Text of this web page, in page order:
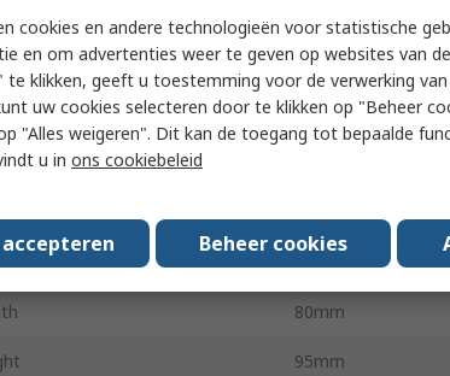
Type Squeegee
Floors
Included Yes
80mm
95mm
cookies en andere technologieën voor statistische
en om advertenties weer te geven op websites van
te klikken, geeft u toestemming voor de verwerking
uw cookies selecteren door te klikken op "Beheer
"Alles weigeren". Dit kan de toegang tot bepaalde
u in ons cookiebeleid
Beheer cookies